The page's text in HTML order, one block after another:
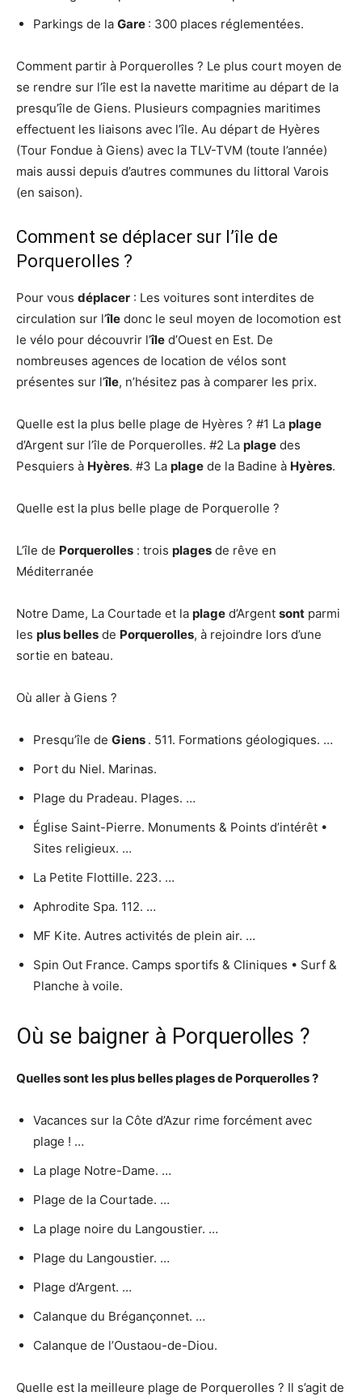
Parkings de la Gare : 300 places réglementées.
Comment partir à Porquerolles ? Le plus court moyen de
se rendre sur l’île est la navette maritime au départ de la
presqu’île de Giens. Plusieurs compagnies maritimes
effectuent les liaisons avec l’île. Au départ de Hyères
(Tour Fondue à Giens) avec la TLV-TVM (toute l’année)
mais aussi depuis d’autres communes du littoral Varois
(en saison).
Comment se déplacer sur l’île de
Porquerolles ?
Pour vous déplacer : Les voitures sont interdites de
circulation sur l’île donc le seul moyen de locomotion est
le vélo pour découvrir l’île d’Ouest en Est. De
nombreuses agences de location de vélos sont
présentes sur l’île, n’hésitez pas à comparer les prix.
Quelle est la plus belle plage de Hyères ? #1 La plage
d’Argent sur l’île de Porquerolles. #2 La plage des
Pesquiers à Hyères. #3 La plage de la Badine à Hyères.
Quelle est la plus belle plage de Porquerolle ?
L’île de Porquerolles : trois plages de rêve en
Méditerranée
Notre Dame, La Courtade et la plage d’Argent sont parmi
les plus belles de Porquerolles, à rejoindre lors d’une
sortie en bateau.
Où aller à Giens ?
Presqu’île de Giens . 511. Formations géologiques. …
Port du Niel. Marinas.
Plage du Pradeau. Plages. …
Église Saint-Pierre. Monuments & Points d’intérêt •
Sites religieux. …
La Petite Flottille. 223. …
Aphrodite Spa. 112. …
MF Kite. Autres activités de plein air. …
Spin Out France. Camps sportifs & Cliniques • Surf &
Planche à voile.
Où se baigner à Porquerolles ?
Quelles sont les plus belles plages de Porquerolles?
Vacances sur la Côte d’Azur rime forcément avec
plage ! …
La plage Notre-Dame. …
Plage de la Courtade. …
La plage noire du Langoustier. …
Plage du Langoustier. …
Plage d’Argent. …
Calanque du Brégançonnet. …
Calanque de l’Oustaou-de-Diou.
Quelle est la meilleure plage de Porquerolles ? Il s’agit de